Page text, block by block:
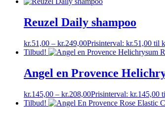
Reuzel Daily shampoo
kr.51,00 – kr.249,00Prisinterval: kr.51,00 til
Tilbud!
Angel en Provence
kr.145,00 – kr.208,00Prisinterval: kr.145,00
Tilbud!